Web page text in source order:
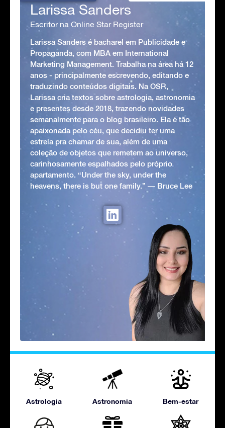
Larissa Sanders
Escritor na Online Star Register
Larissa Sanders é bacharel em Publicidade e
Propaganda, com MBA em International
Marketing Management. Trabalha na área há 12
anos - principalmente escrevendo, editando e
traduzindo conteúdos digitais. Na OSR,
Larissa cria textos sobre astrologia, astronomia
e presentes desde 2018, trazendo novidades
semanalmente para o blog brasileiro. Ela é tão
apaixonada pelo céu, que decidiu ter uma
estrela pra chamar de sua, além de uma
coleção de objetos que remetem ao universo,
carinhosamente espalhados pelo próprio
apartamento. “Under the sky, under the
heavens, there is but one family.” ― Bruce Lee
Astrologia Astronomia Bem-estar